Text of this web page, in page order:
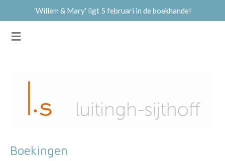
naar
'Willem & Mary' ligt 5 februari in de boekhandel
Boekingen